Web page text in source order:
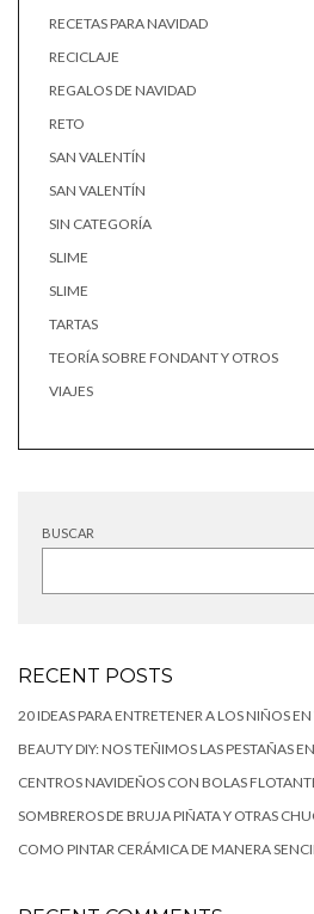
RECETAS PARA NAVIDAD
RECICLAJE
REGALOS DE NAVIDAD
RETO
SAN VALENTÍN
SAN VALENTÍN
SIN CATEGORÍA
SLIME
SLIME
TARTAS
TEORÍA SOBRE FONDANT Y OTROS
VIAJES
BUSCAR
RECENT POSTS
20 IDEAS PARA ENTRETENER A LOS NIÑOS
BEAUTY DIY: NOS TEÑIMOS LAS PESTAÑAS
CENTROS NAVIDEÑOS CON BOLAS
SOMBREROS DE BRUJA PIÑATA Y OTRAS
COMO PINTAR CERÁMICA DE MANERA